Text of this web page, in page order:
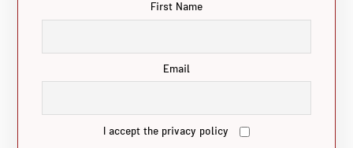
First Name
Email